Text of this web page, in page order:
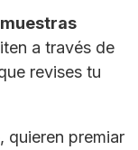
a través de
revises tu
quieren premiar